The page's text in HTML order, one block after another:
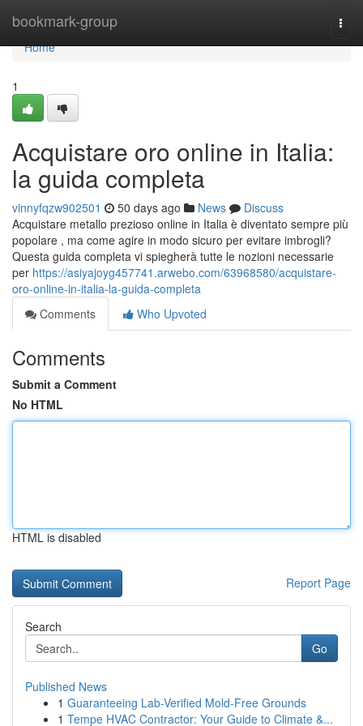
bookmark-group
Home
Home
1
Acquistare oro online in Italia:
la guida completa
vinnyfqzw902501 50 days ago News
Discuss
Acquistare metallo prezioso online in Italia è diventato sempre più
popolare , ma come agire in modo sicuro per evitare imbrogli?
Questa guida completa vi spiegherà tutte le nozioni necessarie
per https://asiyajoyg457741.arwebo.com/63968580/acquistare-
oro-online-in-italia-la-guida-completa
Comments
Who Upvoted
Comments
Submit a Comment
No HTML
HTML is disabled
Report Page
Search
Go
Published News
1 Guaranteeing Lab-Verified Mold-Free Grounds
1 Tempe HVAC Contractor: Your Guide to Climate &...